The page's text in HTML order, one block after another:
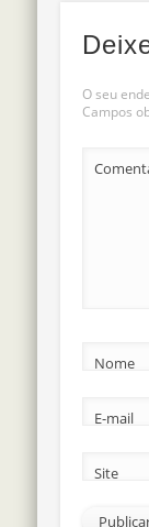
O seu
Campos
Nome
E-mail
Site